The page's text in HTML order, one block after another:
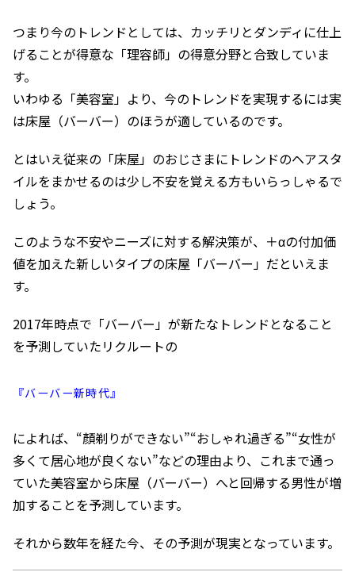
つまり今のトレンドとしては、カッチリとダンディに仕上
げることが得意な「理容師」の得意分野と合致していま
す。
いわゆる「美容室」より、今のトレンドを実現するには実
は床屋（バーバー）のほうが適しているのです。
とはいえ従来の「床屋」のおじさまにトレンドのヘアスタ
イルをまかせるのは少し不安を覚える方もいらっしゃるで
しょう。
このような不安やニーズに対する解決策が、＋αの付加価
値を加えた新しいタイプの床屋「バーバー」だといえま
す。
2017年時点で「バーバー」が新たなトレンドとなること
を予測していたリクルートの
『バーバー新時代』
によれば、“顏剃りができない”“おしゃれ過ぎる”“女性が
多くて居心地が良くない”などの理由より、これまで通っ
ていた美容室から床屋（バーバー）へと回帰する男性が増
加することを予測しています。
それから数年を経た今、その予測が現実となっています。